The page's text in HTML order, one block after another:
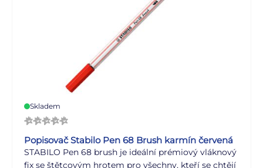
Skladem
Popisovač Stabilo Pen 68 Brush karmín červená
STABILO Pen 68 brush je ideální prémiový vláknový
fix se štětcovým hrotem pro všechny, kteří se chtějí